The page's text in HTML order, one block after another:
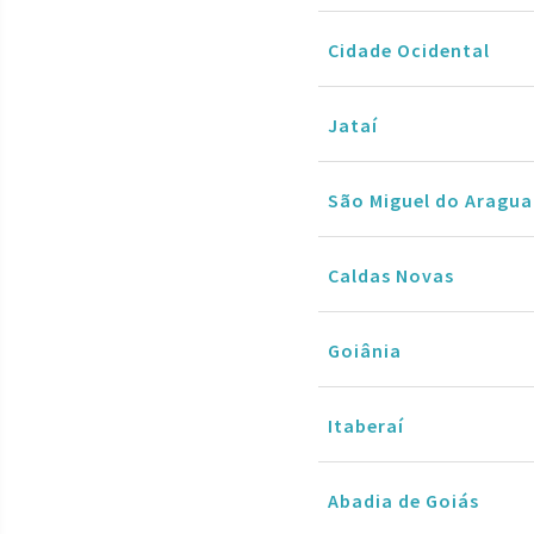
Cidade Ocidental
Jataí
São Miguel do
Caldas Novas
Goiânia
Itaberaí
Abadia de Goiás